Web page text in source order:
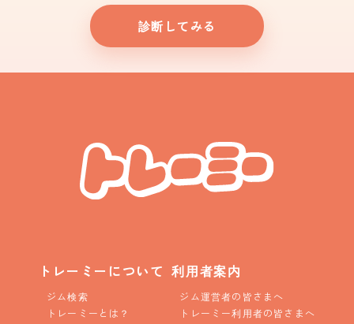
診断してみる
トレーミーについて
ジム検索
トレーミーとは？
利用者案内
ジム運営者の皆さまへ
トレーミー利用者の皆さまへ